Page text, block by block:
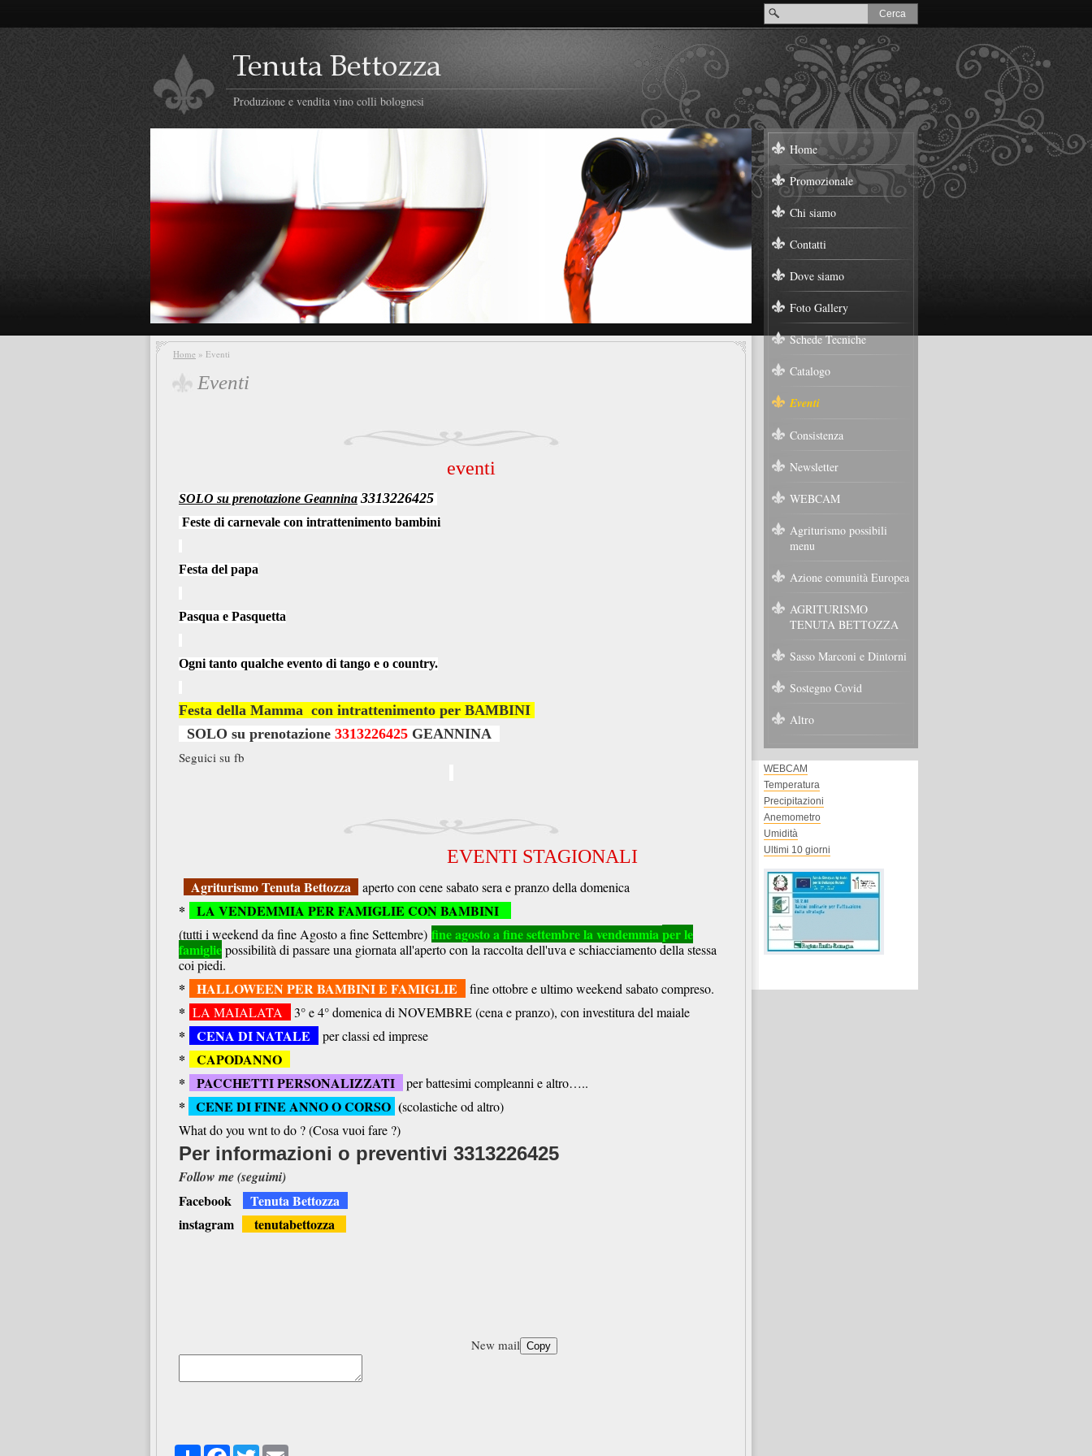
Produzione e vendita vino colli bolognesi
Home » Eventi
Eventi
eventi
SOLO su prenotazione Geannina 3313226425
Feste di carnevale con intrattenimento bambini
Festa del papa
Pasqua e Pasquetta
Ogni tanto qualche evento di tango e o country.
Festa della Mamma con intrattenimento per BAMBINI
SOLO su prenotazione 3313226425 GEANNINA
Seguici su fb
EVENTI STAGIONALI
Agriturismo Tenuta Bettozza aperto con cene sabato sera e pranzo della domenica
* LA VENDEMMIA PER FAMIGLIE CON BAMBINI
(tutti i weekend da fine Agosto a fine Settembre) fine agosto a fine settembre la vendemmiaper le
famigliepossibilità di passare una giornata all'aperto con la raccolta dell'uva e schiacciamento della stessa
coi piedi.
* HALLOWEEN PER BAMBINI E FAMIGLIE fine ottobre e ultimo weekend sabato compreso.
* LA MAIALATA 3° e 4° domenica di NOVEMBRE (cena e pranzo), con investitura del maiale
* CENA DI NATALE per classi ed imprese
*
CAPODANNO
*
PACCHETTI PERSONALIZZATI per battesimi compleanni e altro…..
* CENE DI FINE ANNO O CORSO (scolastiche od altro)
What do you wnt to do ? (Cosa vuoi fare ?)
Per informazioni o preventivi 3313226425
Follow me (seguimi)
Facebook
Tenuta Bettozza
instagram
tenutabettozza
New mail Copy
ShareFacebook
Twitter
Home
Promozionale
Chi siamo
Contatti
Dove siamo
Foto Gallery
Schede Tecniche
Catalogo
Eventi
Consistenza
Newsletter
WEBCAM
Agriturismo possibili
menu
Azione comunità Europea
AGRITURISMO
TENUTA BETTOZZA
Sasso Marconi e Dintorni
Sostegno Covid
Altro
WEBCAM
Temperatura
Precipitazioni
Anemometro
Umidità
Ultimi 10 giorni